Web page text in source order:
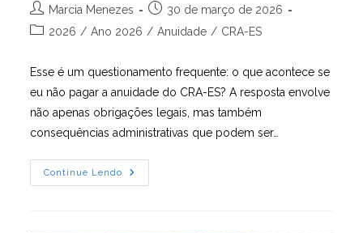
Autor
do
Marcia Menezes
Post
publicado:
30 de março de 2026
Categoria
2026 / Ano 2026 / Anuidade / CRA-ES
Esse é um questionamento frequente: o que acontece se
eu não pagar a anuidade do CRA-ES? A resposta envolve
não apenas obrigações legais, mas também
consequências administrativas que podem ser…
Continue Lendo
A
Anuidade